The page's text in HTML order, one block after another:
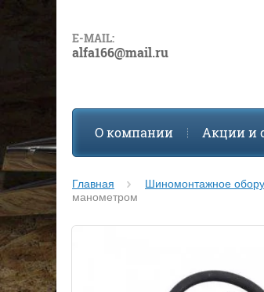
E-MAIL:
alfa166@mail.ru
О компании Акции и
Главная Шиномонтажное
манометром